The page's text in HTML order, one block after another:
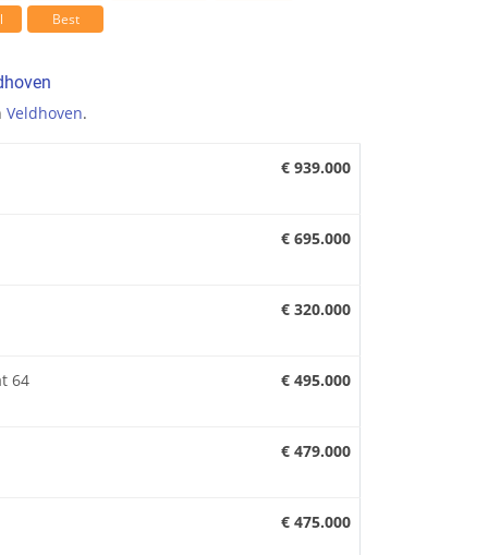
Best
Veldhoven.
€ 939.000
€ 695.000
€ 320.000
64
€ 495.000
€ 479.000
€ 475.000